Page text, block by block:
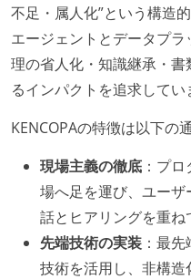
不足・属人化”という構造
エージェントとデータプ
理の省人化・知識継承・
るインパクトを追求してい
KENCOPAの特徴は以下の
現場主義の徹底 ：プ
場へ足を運び、ユー
話とヒアリングを重ね
先端技術の実装 ：最
技術を活用し、非構